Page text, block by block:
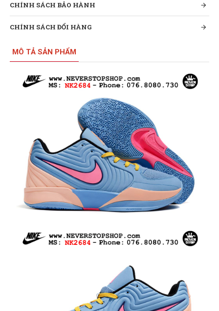
CHÍNH SÁCH BẢO HÀNH
CHÍNH SÁCH ĐỔI HÀNG
MÔ TẢ SẢN PHẨM